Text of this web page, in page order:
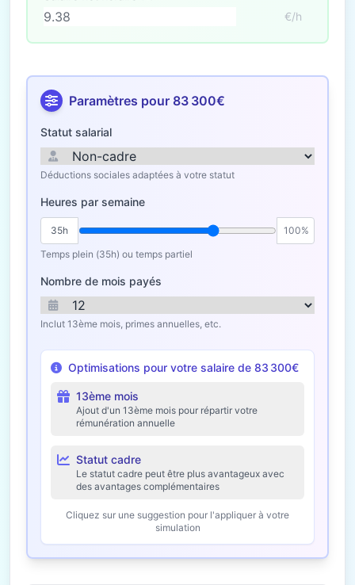
€/h
Paramètres pour 83 300€
Statut salarial
Déductions sociales adaptées à votre statut
Heures par semaine
35h
100%
Temps plein (35h) ou temps partiel
Nombre de mois payés
Inclut 13ème mois, primes annuelles, etc.
Optimisations pour votre salaire de 83 300€
13ème mois
Ajout d'un 13ème mois pour répartir votre
rémunération annuelle
Statut cadre
Le statut cadre peut être plus avantageux avec
des avantages complémentaires
Cliquez sur une suggestion pour l'appliquer à votre
simulation